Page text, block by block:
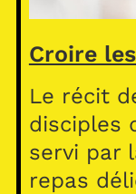
Croire
Le récit
disciples
servi par
repas